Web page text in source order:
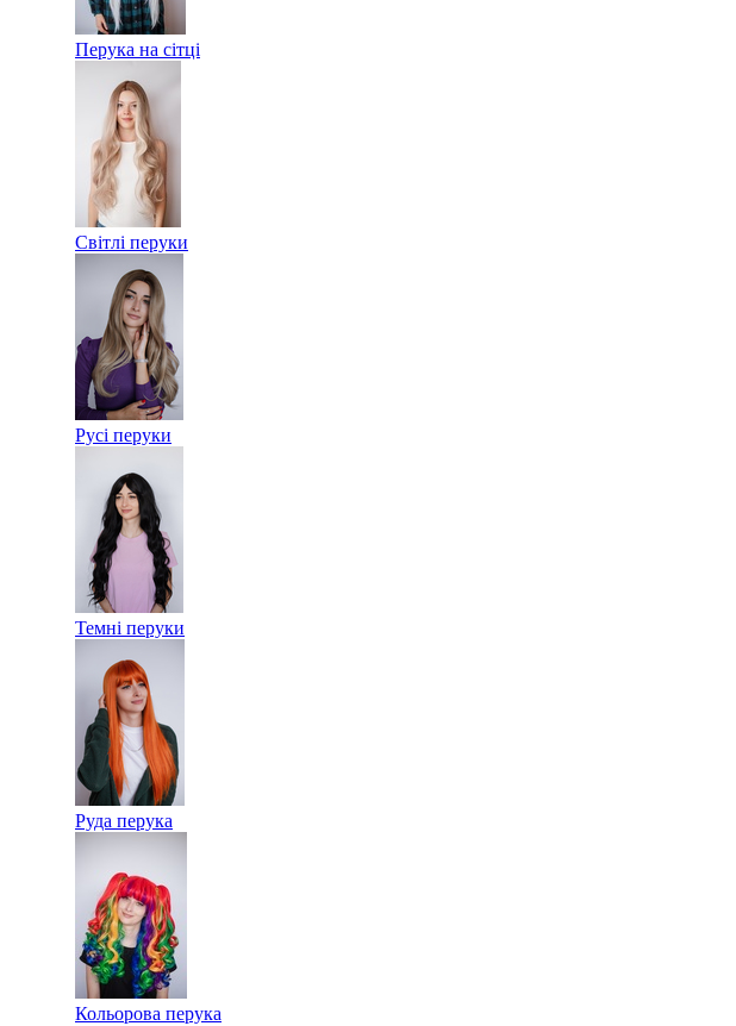
Перука на сітці
Світлі перуки
Русі перуки
Темні перуки
Руда перука
Кольорова перука